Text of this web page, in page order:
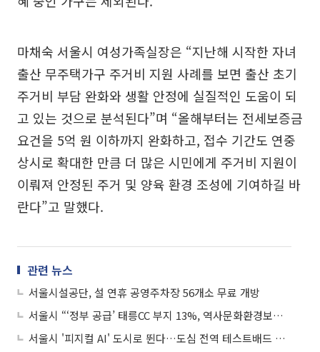
마채숙 서울시 여성가족실장은 “지난해 시작한 자녀
출산 무주택가구 주거비 지원 사례를 보면 출산 초기
주거비 부담 완화와 생활 안정에 실질적인 도움이 되
고 있는 것으로 분석된다”며 “올해부터는 전세보증금
요건을 5억 원 이하까지 완화하고, 접수 기간도 연중
상시로 확대한 만큼 더 많은 시민에게 주거비 지원이
이뤄져 안정된 주거 및 양육 환경 조성에 기여하길 바
란다”고 말했다.
관련 뉴스
서울시설공단, 설 연휴 공영주차장 56개소 무료 개방
서울시 “‘정부 공급’ 태릉CC 부지 13%, 역사문화환경보존지와 중첩”
서울시 '피지컬 AI' 도시로 뛴다…도심 전역 테스트배드 개방